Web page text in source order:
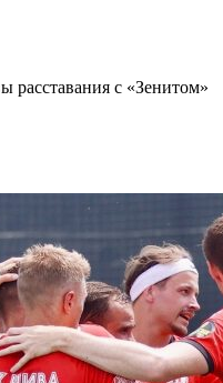
с «Зенитом»